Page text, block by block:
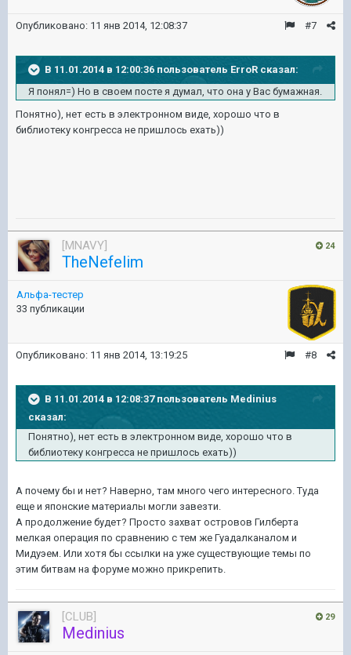
#7
Опубликовано: 11 янв 2014, 12:08:37
В 11.01.2014 в 12:00:36 пользователь ErroR сказал:
Я понял=) Но в своем посте я думал, что она у Вас бумажная.
Понятно), нет есть в электронном виде, хорошо что в
библиотеку конгресса не пришлось ехать))
24
[MNAVY]
TheNefelim
Альфа-тестер
33 публикации
#8
Опубликовано: 11 янв 2014, 13:19:25
В 11.01.2014 в 12:08:37 пользователь Medinius
сказал:
Понятно), нет есть в электронном виде, хорошо что в
библиотеку конгресса не пришлось ехать))
А почему бы и нет? Наверно, там много чего интересного. Туда
еще и японские материалы могли завезти.
А продолжение будет? Просто захват островов Гилберта
мелкая операция по сравнению с тем же Гуадалканалом и
Мидуэем. Или хотя бы ссылки на уже существующие темы по
этим битвам на форуме можно прикрепить.
29
[CLUB]
Medinius